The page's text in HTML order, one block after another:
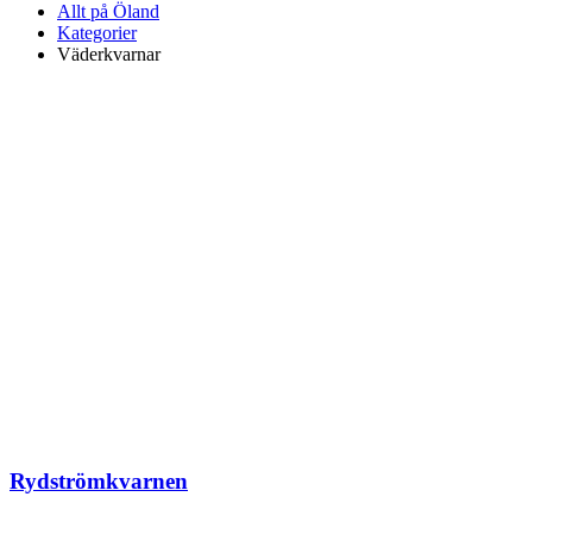
Allt på Öland
Kategorier
Väderkvarnar
Rydströmkvarnen